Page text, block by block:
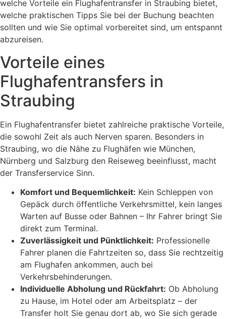
welche Vorteile ein Flughafentransfer in Straubing bietet,
welche praktischen Tipps Sie bei der Buchung beachten
sollten und wie Sie optimal vorbereitet sind, um entspannt
abzureisen.
Vorteile eines
Flughafentransfers in
Straubing
Ein Flughafentransfer bietet zahlreiche praktische Vorteile,
die sowohl Zeit als auch Nerven sparen. Besonders in
Straubing, wo die Nähe zu Flughäfen wie München,
Nürnberg und Salzburg den Reiseweg beeinflusst, macht
der Transferservice Sinn.
Komfort und Bequemlichkeit: Kein Schleppen von
Gepäck durch öffentliche Verkehrsmittel, kein langes
Warten auf Busse oder Bahnen – Ihr Fahrer bringt Sie
direkt zum Terminal.
Zuverlässigkeit und Pünktlichkeit: Professionelle
Fahrer planen die Fahrtzeiten so, dass Sie rechtzeitig
am Flughafen ankommen, auch bei
Verkehrsbehinderungen.
Individuelle Abholung und Rückfahrt: Ob Abholung
zu Hause, im Hotel oder am Arbeitsplatz – der
Transfer holt Sie genau dort ab, wo Sie sich gerade